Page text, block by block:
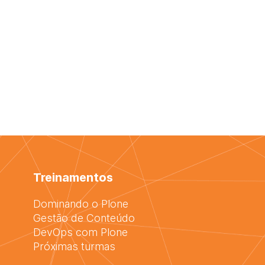
Treinamentos
Dominando o Plone
Gestão de Conteúdo
DevOps com Plone
Próximas turmas